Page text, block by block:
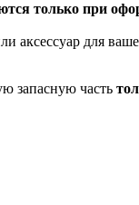
только при
аксессуар для
запасную часть